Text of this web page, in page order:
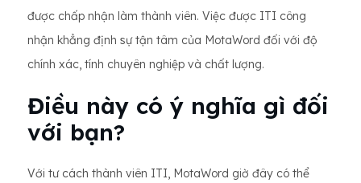
được chấp nhận làm thành viên. Việc được ITI công
nhận khẳng định sự tận tâm của MotaWord đối với độ
chính xác, tính chuyên nghiệp và chất lượng.
Điều này có ý nghĩa gì đối
với bạn?
Với tư cách thành viên ITI, MotaWord giờ đây có thể